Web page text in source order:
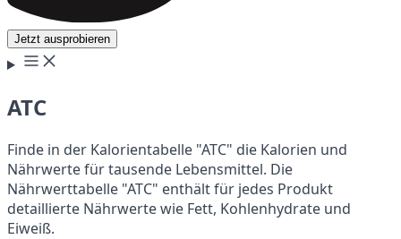
Jetzt ausprobieren
ATC
Finde in der Kalorientabelle "ATC" die Kalorien und
Nährwerte für tausende Lebensmittel. Die
Nährwerttabelle "ATC" enthält für jedes Produkt
detaillierte Nährwerte wie Fett, Kohlenhydrate und
Eiweiß.